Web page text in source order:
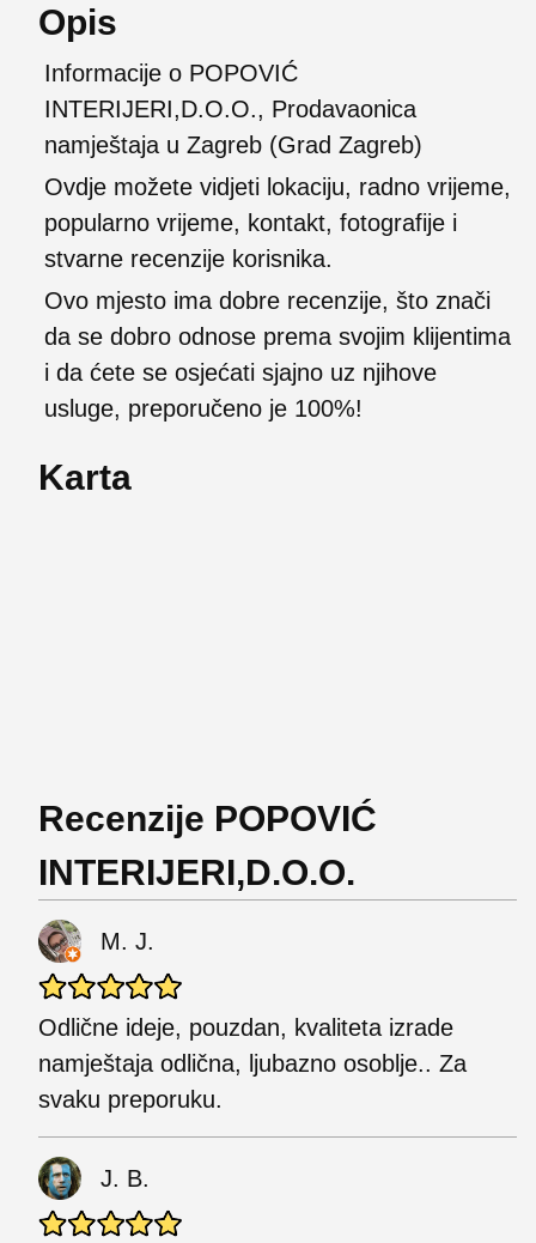
Opis
Informacije o POPOVIĆ
INTERIJERI,D.O.O., Prodavaonica
namještaja u Zagreb (Grad Zagreb)
Ovdje možete vidjeti lokaciju, radno vrijeme,
popularno vrijeme, kontakt, fotografije i
stvarne recenzije korisnika.
Ovo mjesto ima dobre recenzije, što znači
da se dobro odnose prema svojim klijentima
i da ćete se osjećati sjajno uz njihove
usluge, preporučeno je 100%!
Karta
Recenzije POPOVIĆ
INTERIJERI,D.O.O.
M. J.
Odlične ideje, pouzdan, kvaliteta izrade
namještaja odlična, ljubazno osoblje.. Za
svaku preporuku.
J. B.